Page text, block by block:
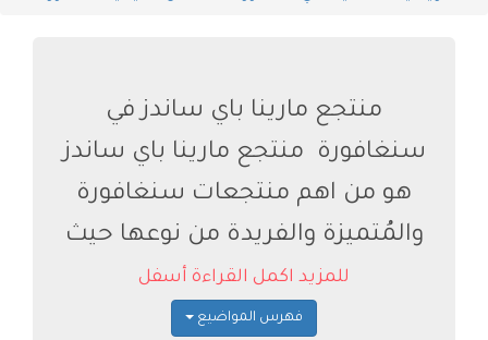
منتجع مارينا باي ساندز في
سنغافورة منتجع مارينا باي ساندز
هو من اهم منتجعات سنغافورة
والمُتميزة والفريدة من نوعها حيث
للمزيد اكمل القراءة أسفل
فهرس المواضيع